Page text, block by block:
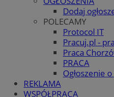
Dodaj
POLECAMY
Protocol IT
Pracuj.pl -
Praca
PRACA
Ogłoszenie
REKLAMA
WSPÓŁPRACA